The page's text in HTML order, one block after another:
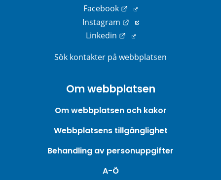
Facebook
Länk till annan
Instagram
Länk till annan
Linkedin
Länk till annan webbplats.
Sök kontakter på webbplatsen
Om webbplatsen
Om webbplatsen och kakor
Webbplatsens tillgänglighet
Behandling av personuppgifter
A-Ö